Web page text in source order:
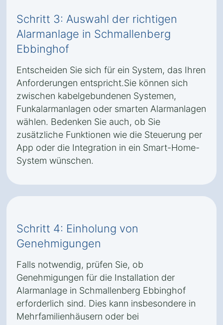
Schritt 3: Auswahl der richtigen
Alarmanlage in Schmallenberg
Ebbinghof
Entscheiden Sie sich für ein System, das Ihren
Anforderungen entspricht.Sie können sich
zwischen kabelgebundenen Systemen,
Funkalarmanlagen oder smarten Alarmanlagen
wählen. Bedenken Sie auch, ob Sie
zusätzliche Funktionen wie die Steuerung per
App oder die Integration in ein Smart-Home-
System wünschen.
Schritt 4: Einholung von
Genehmigungen
Falls notwendig, prüfen Sie, ob
Genehmigungen für die Installation der
Alarmanlage in Schmallenberg Ebbinghof
erforderlich sind. Dies kann insbesondere in
Mehrfamilienhäusern oder bei